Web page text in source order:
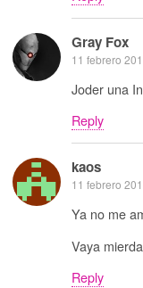
Gray Fox
11 febrero
Joder una
Reply
kaos
11 febrero
Ya no me
Vaya
Reply